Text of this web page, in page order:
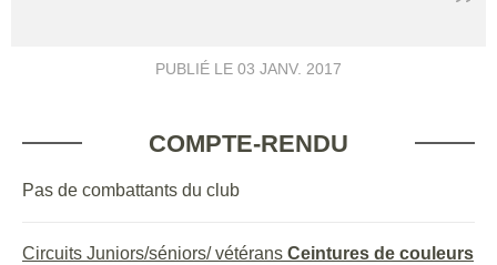
PUBLIÉ LE 03 JANV. 2017
COMPTE-RENDU
Pas de combattants du club
Circuits Juniors/séniors/ vétérans Ceintures de couleurs